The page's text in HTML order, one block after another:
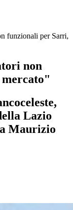
funzionali per Sarri,
non
Lazio
Maurizio